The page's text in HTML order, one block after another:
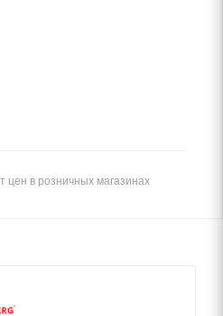
цен в розничных магазинах